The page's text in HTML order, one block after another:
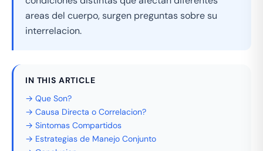
areas del cuerpo, surgen preguntas sobre su
interrelacion.
IN THIS ARTICLE
→ Que Son?
→ Causa Directa o Correlacion?
→ Sintomas Compartidos
→ Estrategias de Manejo Conjunto